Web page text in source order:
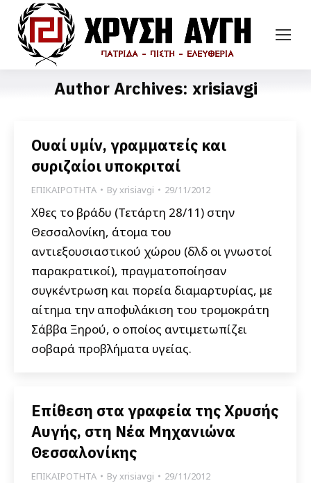
Author Archives: xrisiavgi
Ουαί υμίν, γραμματείς και
συριζαίοι υποκριταί
ΕΠΙΚΑΙΡΟΤΗΤΑ Byxrisiavgi 29/11/2012
Χθες το βράδυ (Τετάρτη 28/11) στην
Θεσσαλονίκη, άτομα του
αντιεξουσιαστικού χώρου (δλδ οι γνωστοί
παρακρατικοί), πραγματοποίησαν
συγκέντρωση και πορεία διαμαρτυρίας, με
αίτημα την αποφυλάκιση του τρομοκράτη
Σάββα Ξηρού, ο οποίος αντιμετωπίζει
σοβαρά προβλήματα υγείας.
Επίθεση στα γραφεία της Χρυσής
Αυγής, στη Νέα Μηχανιώνα
Θεσσαλονίκης
ΕΠΙΚΑΙΡΟΤΗΤΑ Byxrisiavgi 29/11/2012